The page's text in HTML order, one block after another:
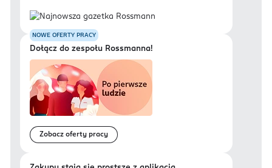
NOWE OFERTY PRACY
Dołącz do zespołu Rossmanna!
Zobacz oferty pracy